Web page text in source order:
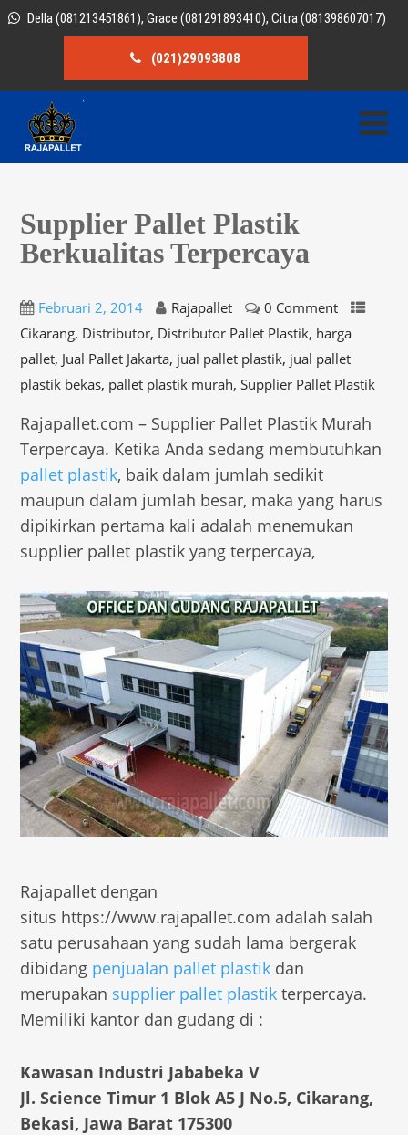
Della (081213451861), Grace (081291893410), Citra (081398607017)
(021)29093808
Supplier Pallet Plastik
Berkualitas Terpercaya
Februari 2, 2014 Rajapallet
0 Comment
Cikarang, Distributor, Distributor Pallet Plastik, harga
pallet, Jual Pallet Jakarta, jual pallet plastik, jual pallet
plastik bekas, pallet plastik murah,Supplier Pallet Plastik
Rajapallet.com – Supplier Pallet Plastik Murah
Terpercaya. Ketika Anda sedang membutuhkan
pallet plastik, baik dalam jumlah sedikit
maupun dalam jumlah besar, maka yang harus
dipikirkan pertama kali adalah menemukan
supplier pallet plastik yang terpercaya,
Rajapallet dengan
situs https://www.rajapallet.com adalah salah
satu perusahaan yang sudah lama bergerak
dibidang penjualan pallet plastik dan
merupakan supplier pallet plastikterpercaya.
Memiliki kantor dan gudang di :
Kawasan Industri Jababeka V
Jl. Science Timur 1 Blok A5 J No.5, Cikarang,
Bekasi, Jawa Barat 175300